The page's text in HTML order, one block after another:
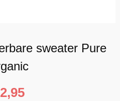
sweater Pure